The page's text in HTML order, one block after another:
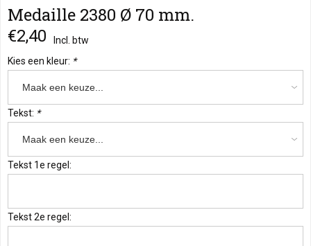
Medaille 2380 Ø 70 mm.
€2,40
Incl. btw
Kies een kleur: *
Tekst: *
Tekst 1e regel:
Tekst 2e regel: